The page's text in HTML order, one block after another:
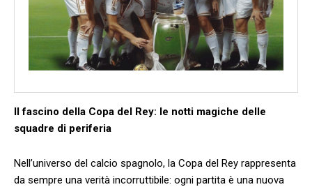
Il fascino della Copa del Rey: le ⁤notti magiche delle​
squadre di periferia
Nell’universo ​del calcio spagnolo, la Copa del Rey rappresenta​
da ‍sempre‍ una verità incorruttibile: ogni partita è una nuova